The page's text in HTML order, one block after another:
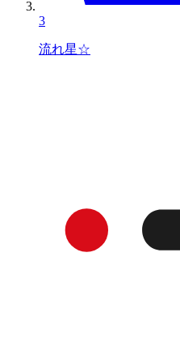
3
流れ星☆